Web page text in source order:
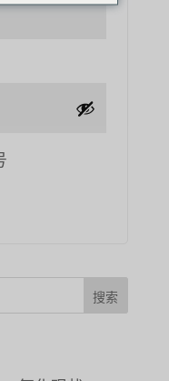
需
搜索